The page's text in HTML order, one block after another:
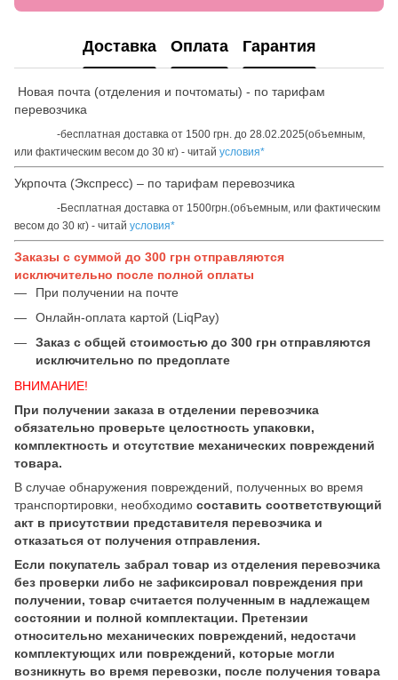
Доставка Оплата Гарантия
Новая почта (отделения и почтоматы) - по тарифам
перевозчика
-бесплатная доставка от 1500 грн. до 28.02.2025(объемным,
или фактическим весом до 30 кг) - читай условия*
Укрпочта (Экспресс) – по тарифам перевозчика
-Бесплатная доставка от 1500грн.(объемным, или фактическим
весом до 30 кг) - читай условия*
Заказы с суммой до 300 грн отправляются
исключительно после полной оплаты
При получении на почте
Онлайн-оплата картой (LiqPay)
Заказ с общей стоимостью до 300 грн отправляются
исключительно по предоплате
ВНИМАНИЕ!
При получении заказа в отделении перевозчика
обязательно проверьте целостность упаковки,
комплектность и отсутствие механических повреждений
товара.
В случае обнаружения повреждений, полученных во время
транспортировки, необходимо составить соответствующий
акт в присутствии представителя перевозчика и
отказаться от получения отправления.
Если покупатель забрал товар из отделения перевозчика
без проверки либо не зафиксировал повреждения при
получении, товар считается полученным в надлежащем
состоянии и полной комплектации. Претензии
относительно механических повреждений, недостачи
комплектующих или повреждений, которые могли
возникнуть во время перевозки, после получения товара